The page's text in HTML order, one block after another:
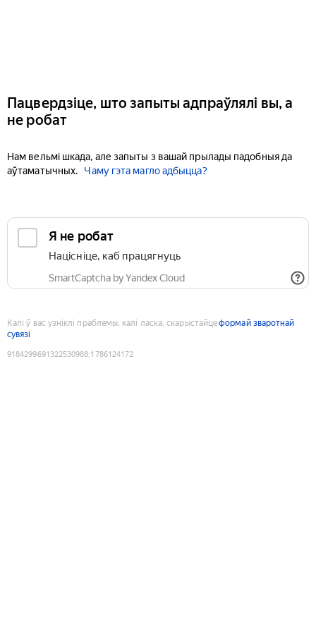
Пацвердзіце, што запыты адпраўлялі вы, а
не робат
Нам вельмі шкада, але запыты з вашай прылады падобныя да
аўтаматычных.
Чаму гэта магло адбыцца?
Я не робат
Націсніце, каб працягнуць
SmartCaptcha by Yandex Cloud
Калі ў вас узніклі праблемы, калі ласка, скарыстайцеформай зваротнай
сувязі
9184299691322530988:1786124172